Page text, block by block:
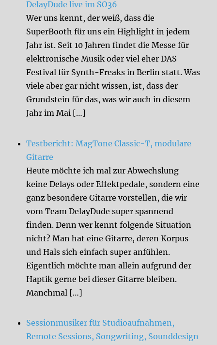
DelayDude live im SO36
Wer uns kennt, der weiß, dass die
SuperBooth für uns ein Highlight in jedem
Jahr ist. Seit 10 Jahren findet die Messe für
elektronische Musik oder viel eher DAS
Festival für Synth-Freaks in Berlin statt. Was
viele aber gar nicht wissen, ist, dass der
Grundstein für das, was wir auch in diesem
Jahr im Mai […]
Testbericht: MagTone Classic-T, modulare
Gitarre
Heute möchte ich mal zur Abwechslung
keine Delays oder Effektpedale, sondern eine
ganz besondere Gitarre vorstellen, die wir
vom Team DelayDude super spannend
finden. Denn wer kennt folgende Situation
nicht? Man hat eine Gitarre, deren Korpus
und Hals sich einfach super anfühlen.
Eigentlich möchte man allein aufgrund der
Haptik gerne bei dieser Gitarre bleiben.
Manchmal […]
Sessionmusiker für Studioaufnahmen,
Remote Sessions, Songwriting, Sounddesign